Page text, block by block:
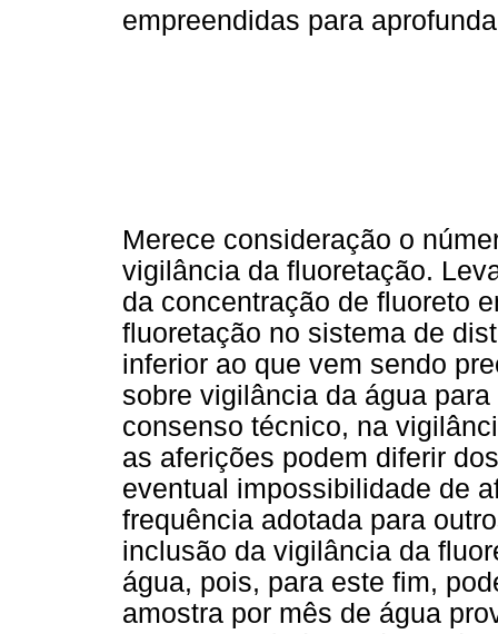
empreendidas para
Merece consideração o
vigilância da fluoretação.
da concentração de fluoreto
fluoretação no sistema de
inferior ao que vem sendo
sobre vigilância da água
consenso técnico, na
as aferições podem diferir
eventual impossibilidade de
frequência adotada para
inclusão da vigilância da
água, pois, para este fim,
amostra por mês de água